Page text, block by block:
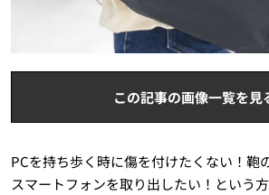
この記事の画像一覧を見
PCを持ち歩く時に傷を付けたくない！鞄
スマートフォンを取り出したい！という方